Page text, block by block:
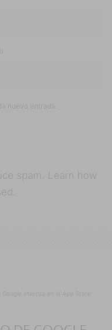
nueva entrada.
spam. Learn how
Google aterriza en la App Store